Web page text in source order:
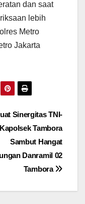
dan saat
lebih
Metro
Jakarta
Sinergitas TNI-
Tambora
Sambut Hangat
Danramil 02
Tambora